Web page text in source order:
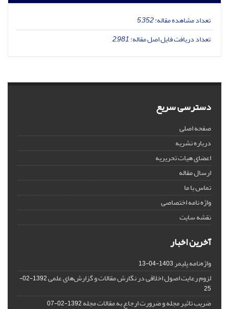
تعداد مشاهده مقاله:5,352
تعداد دریافت فایل اصل مقاله:2,981
دسترسی سریع
صفحه اصلی
درباره نشریه
اعضای هیات تحریریه
ارسال مقاله
تماس با ما
واژه نامه اختصاصی
نقشه سایت
آخرین اخبار
واژه‌نامه پلیمر1403-04-13
لزوم رعایت اصول اخلاقی در نگارش مقالات و گزارش‌‌های علمی
1392-02-
25
ضریب تاثیر مجله و ضرورت ارجاع به مقالات مجله1392-02-07